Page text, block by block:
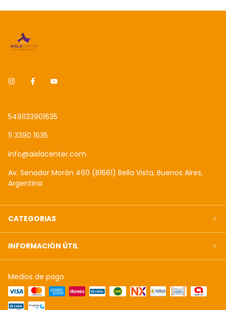
5491133901635
11 3390 1635
info@aislacenter.com
Av. Senador Morón 460 (B1661) Bella Vista, Buenos Aires,
Argentina
CATEGORIAS
INFORMACIÓN ÚTIL
Medios de pago